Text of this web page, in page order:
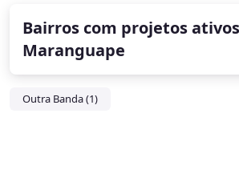
Bairros com projetos
Maranguape
Outra Banda (1)